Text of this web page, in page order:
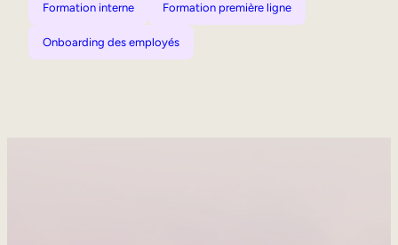
Formation interne Formation première ligne
Onboarding des employés